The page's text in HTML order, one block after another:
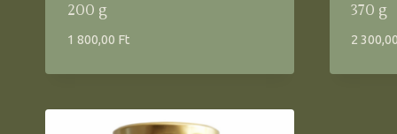
200 g
1 800,00 Ft
370 g
2 300,00